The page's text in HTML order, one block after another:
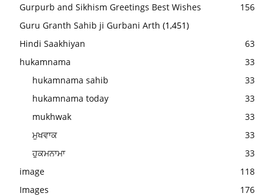
Gurpurb and Sikhism Greetings Best Wishes
156
Guru Granth Sahib ji Gurbani Arth (1,451)
Hindi Saakhiyan
63
hukamnama
33
hukamnama sahib
33
hukamnama today
33
mukhwak
33
ਮੁਖਵਾਕ
33
ਹੁਕਮਨਾਮਾ
33
image
118
Images
176